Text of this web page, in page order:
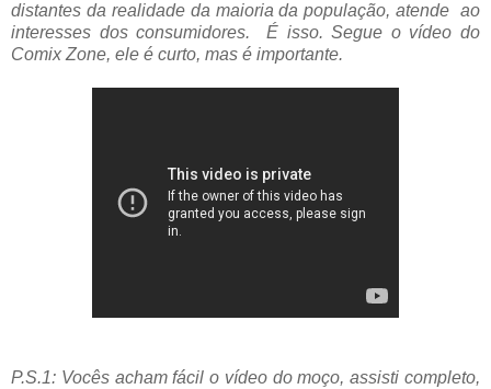
distantes da realidade da maioria da população, atende ao
interesses dos consumidores. É isso. Segue o vídeo do
Comix Zone, ele é curto, mas é importante.
P.S.1: Vocês acham fácil o vídeo do moço, assisti completo,